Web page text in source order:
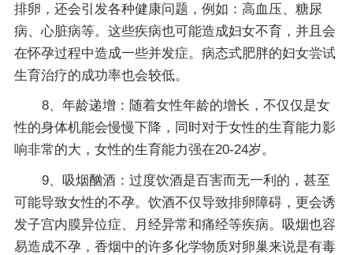
排卵，还会引发各种健康问题，例如：高血压、糖尿
病、心脏病等。这些疾病也可能造成妇女不育，并且会
在怀孕过程中造成一些并发症。病态式肥胖的妇女尝试
生育治疗的成功率也会较低。
8、年龄递增：随着女性年龄的增长，不仅仅是女
性的身体机能会慢慢下降，同时对于女性的生育能力影
响非常的大，女性的生育能力强在20-24岁。
9、吸烟酗酒：过度饮酒是百害而无一利的，甚至
可能导致女性的不孕。饮酒不仅导致排卵障碍，更会诱
发子宫内膜异位症、月经异常和痛经等疾病。吸烟也容
易造成不孕，香烟中的许多化学物质对卵巢来说是有毒